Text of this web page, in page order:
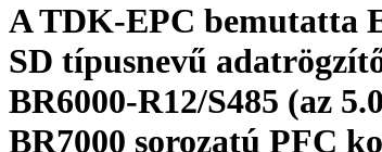
A TDK-EPC bemutatta
SD típusnevű
BR6000-R12/S485 (az
BR7000 sorozatú PFC